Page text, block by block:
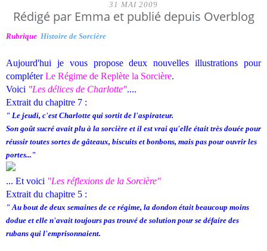
31 MAI 2009
Rédigé par Emma et publié depuis Overblog
Rubrique Histoire de Sorcière
Aujourd'hui je vous propose deux nouvelles illustrations pour
compléterLe Régime de Replète la Sorcière.
Voici "Les délices de Charlotte"....
Extrait du chapitre 7 :
" Le jeudi, c'est Charlotte qui sortit de l'aspirateur.
Son goût sucré avait plu à la sorcière et il est vrai qu'elle était très douée pour
réussir toutes sortes de gâteaux, biscuits et bonbons, mais pas pour ouvrir les
portes..."
... Et voici "Les réflexions de la Sorcière"
Extrait du chapitre 5 :
" Au bout de deux semaines de ce régime, la dondon était beaucoup moins
dodue et elle n'avait toujours pas trouvé de solution pour se défaire des
rubans qui l'emprisonnaient.